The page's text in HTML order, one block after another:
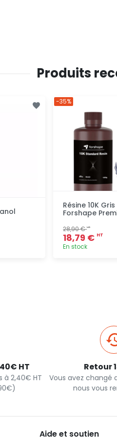
Produits
Résine 10K
Forshape
28,90 €HT
18,79 € HT
En stock
-35%
HT
à 2,40€ HT
Retour
Vous avez changé
nous vous
Aide et soutien